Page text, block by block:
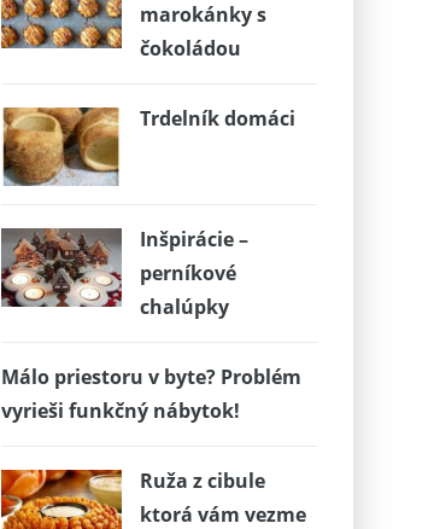
marokánky s
čokoládou
Trdelník domáci
Inšpirácie –
perníkové
chalúpky
Málo priestoru v byte? Problém
vyrieši funkčný nábytok!
Ruža z cibule
ktorá vám vezme